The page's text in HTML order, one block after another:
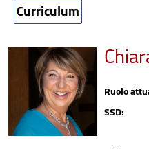
Curriculum
Ruolo
SSD: